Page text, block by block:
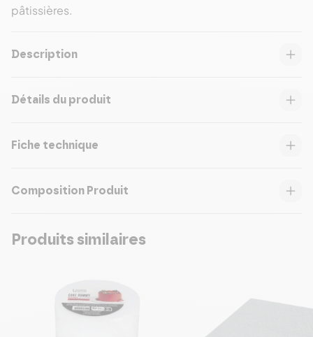
pâtissières.
Description
Détails du produit
Fiche technique
Composition Produit
Produits similaires